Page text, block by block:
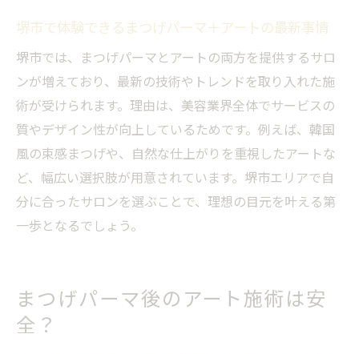
堺市で体験できるまつげパーマ＋アートの最新事情
堺市では、まつげパーマとアートの両方を提供するサロ
ンが増えており、最新の技術やトレンドを取り入れた施
術が受けられます。理由は、美容業界全体でサービスの
質やデザイン性が向上しているためです。例えば、韓国
風の束感まつげや、自然な仕上がりを重視したアートな
ど、幅広い選択肢が用意されています。堺市エリアで自
分に合ったサロンを選ぶことで、理想の目元を叶える第
一歩となるでしょう。
まつげパーマ後のアート施術は安
全？